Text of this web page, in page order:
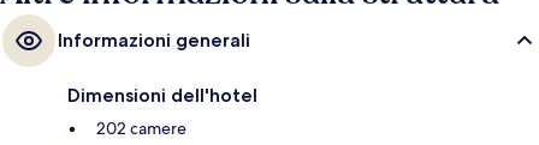
Informazioni generali
Dimensioni dell'hotel
202 camere